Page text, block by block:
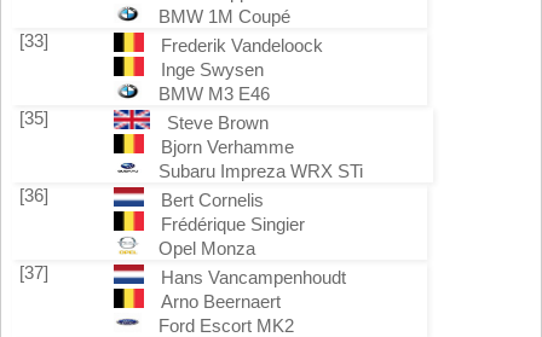
BMW 1M Coupé
[33]
Frederik Vandeloock
Inge Swysen
BMW M3 E46
[35]
Steve Brown
Bjorn Verhamme
Subaru Impreza WRX STi
[36]
Bert Cornelis
Frédérique Singier
Opel Monza
[37]
Hans Vancampenhoudt
Arno Beernaert
Ford Escort MK2